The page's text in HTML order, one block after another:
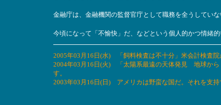
金融庁は、金融機関の監督官庁として職務を全うしてい
今頃になって「不愉快」だ、などという個人的かつ情緒
2005年03月16日(水) 「飼料検査は不十分」米会計検査
2004年03月16日(火) 「太陽系最遠の天体発見 地球か
す。
2003年03月16日(日) アメリカは野蛮な国だ。それを支